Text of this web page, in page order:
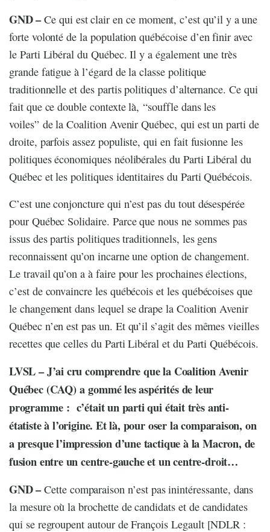
GND –Ce qui est clair en ce moment, c’est qu’il y a une
forte volonté de la population québécoise d’en finir avec
le Parti Libéral du Québec. Il y a également une très
grande fatigue à l’égard de la classe politique
traditionnelle et des partis politiques d’alternance. Ce qui
fait que ce double contexte là, “souffle dans les
voiles” de la Coalition Avenir Québec, qui est un parti de
droite, parfois assez populiste, qui en fait fusionne les
politiques économiques néolibérales du Parti Libéral du
Québec et les politiques identitaires du Parti Québécois.
C’est une conjoncture qui n’est pas du tout désespérée
pour Québec Solidaire. Parce que nous ne sommes pas
issus des partis politiques traditionnels, les gens
reconnaissent qu’on incarne une option de changement.
Le travail qu’on a à faire pour les prochaines élections,
c’est de convaincre les québécois et les québécoises que
le changement dans lequel se drape la Coalition Avenir
Québec n’en est pas un. Et qu’il s’agit des mêmes vieilles
recettes que celles du Parti Libéral et du Parti Québécois.
LVSL – J’ai cru comprendre que la Coalition Avenir
Québec (CAQ) a gommé les aspérités de leur
programme : c’était un parti qui était très anti-
étatiste à l’origine. Et là, pour oser la comparaison, on
a presque l’impression d’une tactique à la Macron, de
fusion entre un centre-gauche et un centre-droit…
GND –Cette comparaison n’est pas inintéressante, dans
la mesure où la brochette de candidats et de candidates
qui se regroupent autour de François Legault [NDLR :